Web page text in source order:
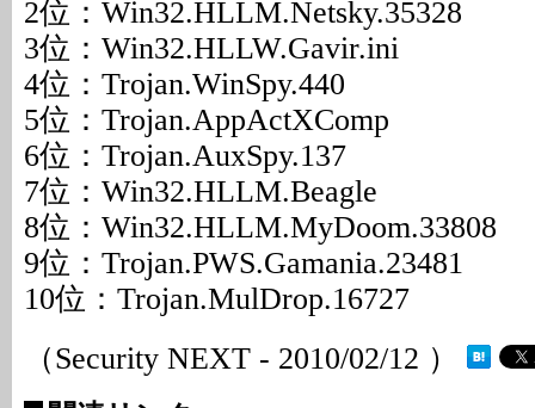
2位：Win32.HLLM.Netsky.35328
3位：Win32.HLLW.Gavir.ini
4位：Trojan.WinSpy.440
5位：Trojan.AppActXComp
6位：Trojan.AuxSpy.137
7位：Win32.HLLM.Beagle
8位：Win32.HLLM.MyDoom.33808
9位：Trojan.PWS.Gamania.23481
10位：Trojan.MulDrop.16727
（Security NEXT - 2010/02/12 ）